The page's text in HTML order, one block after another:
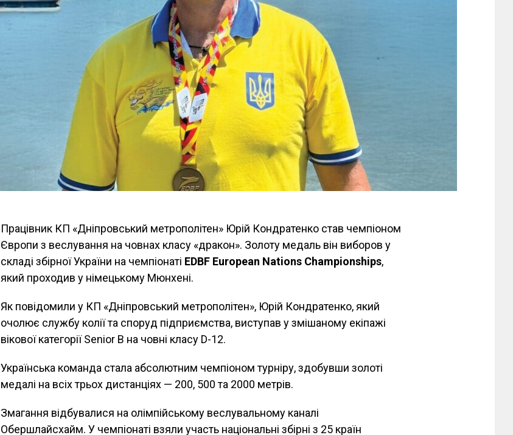
Працівник КП «Дніпровський метрополітен» Юрій Кондратенко став чемпіоном
Європи з веслування на човнах класу «дракон». Золоту медаль він виборов у
складі збірної України на чемпіонаті EDBF European Nations Championships,
який проходив у німецькому Мюнхені.
Як повідомили у КП «Дніпровський метрополітен», Юрій Кондратенко, який
очолює службу колії та споруд підприємства, виступав у змішаному екіпажі
вікової категорії Senior B на човні класу D-12.
Українська команда стала абсолютним чемпіоном турніру, здобувши золоті
медалі на всіх трьох дистанціях — 200, 500 та 2000 метрів.
Змагання відбувалися на олімпійському веслувальному каналі
Обершлайсхайм. У чемпіонаті взяли участь національні збірні з 25 країн